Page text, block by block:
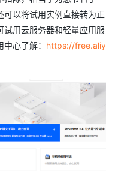
以将试用实例直接转为正
用云服务器和轻量应用服
心了解： https://free.aliy